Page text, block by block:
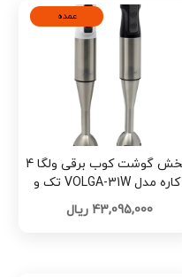
عمده
پخش گوشت کوب برقی ولگا 4
کاره مدل VOLGA-31W تک و
عمده کد G6543
43,095,000 ریال